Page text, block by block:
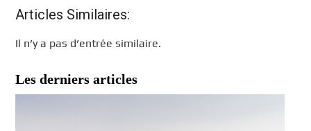
Articles Similaires:
Il n’y a pas d’entrée similaire.
Les derniers articles